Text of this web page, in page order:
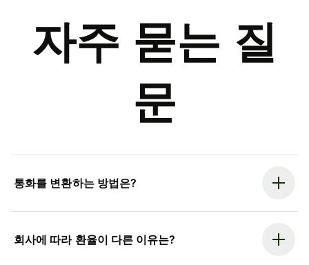
자주 묻는 질
문
통화를 변환하는 방법은?
회사에 따라 환율이 다른 이유는?